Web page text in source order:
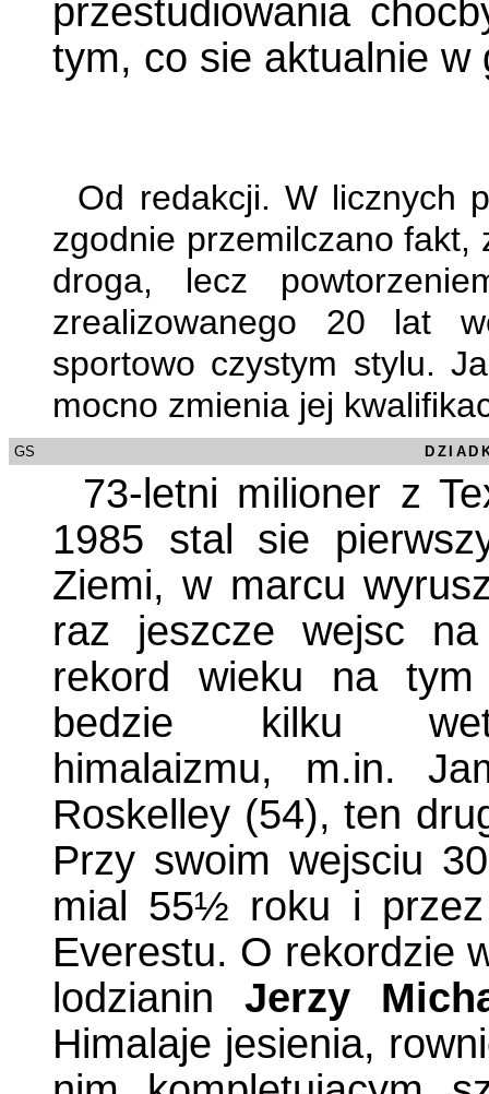
przestudiowania
tym, co sie aktualnie w
Od redakcji. W licznych
zgodnie przemilczano fakt,
droga, lecz
zrealizowanego 20 lat
sportowo czystym stylu.
mocno zmienia jej
GS
73-letni milioner z
1985 stal sie
Ziemi, w marcu
raz jeszcze wejsc
rekord wieku na tym
bedzie kilku
himalaizmu, m.in.
Roskelley (54), ten
Przy swoim wejsciu
mial 55½ roku i
Everestu. O rekordzie
lodzianin Jerzy
Himalaje jesienia,